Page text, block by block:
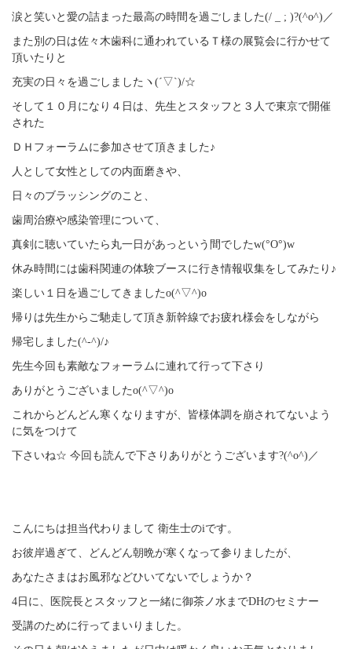
涙と笑いと愛の詰まった最高の時間を過ごしました(/ _ ; )?(^o^)／
また別の日は佐々木歯科に通われているＴ様の展覧会に行かせて
頂いたりと
充実の日々を過ごしましたヽ(´▽`)/☆
そして１０月になり４日は、先生とスタッフと３人で東京で開催
された
ＤＨフォーラムに参加させて頂きました♪
人として女性としての内面磨きや、
日々のブラッシングのこと、
歯周治療や感染管理について、
真剣に聴いていたら丸一日があっという間でしたw(°O°)w
休み時間には歯科関連の体験ブースに行き情報収集をしてみたり♪
楽しい１日を過ごしてきましたo(^▽^)o
帰りは先生からご馳走して頂き新幹線でお疲れ様会をしながら
帰宅しました(^-^)/♪
先生今回も素敵なフォーラムに連れて行って下さり
ありがとうございましたo(^▽^)o
これからどんどん寒くなりますが、皆様体調を崩されてないよう
に気をつけて
下さいね☆ 今回も読んで下さりありがとうございます?(^o^)／
こんにちは担当代わりまして 衛生士のiです。
お彼岸過ぎて、どんどん朝晩が寒くなって参りましたが、
あなたさまはお風邪などひいてないでしょうか？
4日に、医院長とスタッフと一緒に御茶ノ水までDHのセミナー
受講のために行ってまいりました。